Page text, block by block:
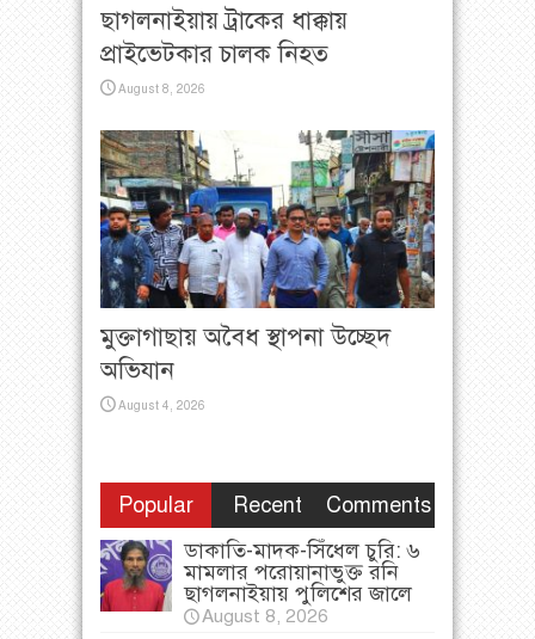
ছাগলনাইয়ায় ট্রাকের ধাক্কায়
প্রাইভেটকার চালক নিহত
August 8, 2026
মুক্তাগাছায় অবৈধ স্থাপনা উচ্ছেদ
অভিযান
August 4, 2026
Popular Recent
Comments
ডাকাতি-মাদক-সিঁধেল চুরি: ৬
মামলার পরোয়ানাভুক্ত রনি
ছাগলনাইয়ায় পুলিশের জালে
August 8, 2026